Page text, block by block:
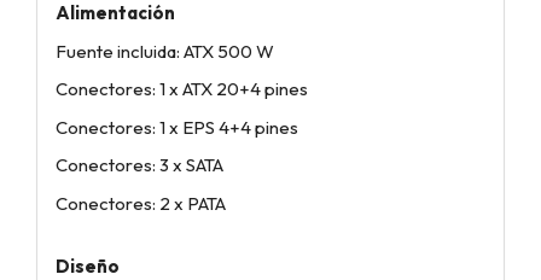
Alimentación
Fuente incluida: ATX 500 W
Conectores: 1 x ATX 20+4 pines
Conectores: 1 x EPS 4+4 pines
Conectores: 3 x SATA
Conectores: 2 x PATA
Diseño